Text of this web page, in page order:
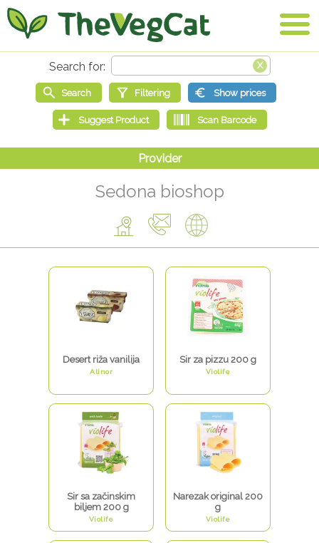
Sedona bioshop
Desert riža vanilija
Alinor
Sir za pizzu 200 g
Violife
Sir sa začinskim
biljem 200 g
Violife
Narezak original 200
g
Violife